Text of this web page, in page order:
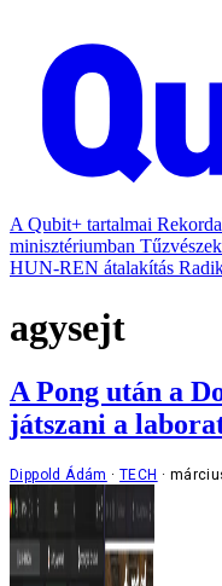
A Qubit+ tartalmai
minisztériumban
HUN-REN átalakítás
agysejt
A Pong után a
játszani a
Dippold Ádám TECH